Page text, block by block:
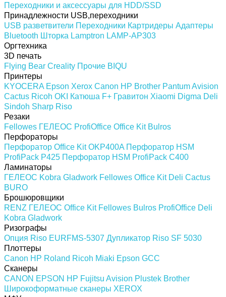
Переходники и аксессуары для HDD/SSD
Принадлежности USB,переходники
USB разветвители Переходники Картридеры Адаптеры
Bluetooth Шторка Lamptron LAMP-AP303
Оргтехника
3D печать
Flying Bear Creality Прочие BIQU
Принтеры
KYOCERA Epson Xerox Canon HP Brother PantumAvision
Cactus Ricoh OKI Катюша F+ Гравитон Xiaomi Digma Deli
Sindoh Sharp Riso
Резаки
Fellowes ГЕЛЕОС ProfiOffice Office Kit Bulros
Перфораторы
Перфоратор Office Kit OKP400A Перфоратор HSM
ProfiPack P425 Перфоратор HSM ProfiPack C400
Ламинаторы
ГЕЛЕОС Kobra Gladwork Fellowes Office Kit Deli Cactus
BURO
Брошюровщики
RENZ ГЕЛЕОС Office Kit Fellowes Bulros ProfiOffice Deli
Kobra Gladwork
Ризографы
Опция Riso EURFMS-5307 Дупликатор Riso SF 5030
Плоттеры
Canon HP Roland Ricoh Miaki Epson GCC
Сканеры
CANON EPSON HP Fujitsu Avision Plustek Brother
Широкоформатные сканеры XEROX